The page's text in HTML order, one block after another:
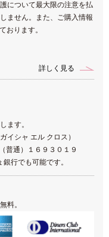
について最大限の注意を払
ません。また、ご購入情報
おります。
詳しく見る
ます。
イシャ エル クロス）
通）１６９３０１９
行でも可能です。
料。